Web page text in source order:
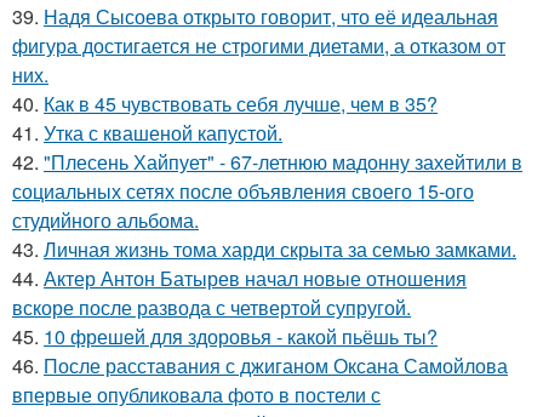
39. Надя Сысоева открыто говорит, что её идеальная
фигура достигается не строгими диетами, а отказом от
них.
40. Как в 45 чувствовать себя лучше, чем в 35?
41. Утка с квашеной капустой.
42. "Плесень Хайпует" - 67-летнюю мадонну захейтили в
социальных сетях после объявления своего 15-ого
студийного альбома.
43. Личная жизнь тома харди скрыта за семью замками.
44. Актер Антон Батырев начал новые отношения
вскоре после развода с четвертой супругой.
45. 10 фрешей для здоровья - какой пьёшь ты?
46. После расставания с джиганом Оксана Самойлова
впервые опубликовала фото в постели с